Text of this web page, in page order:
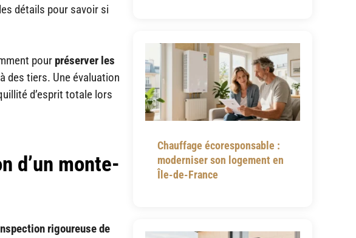
détails pour savoir si
pour préserver les
des tiers. Une évaluation
d’esprit totale lors
d’un monte-
rigoureuse de
Chauffage écoresponsable :
moderniser son logement en
Île-de-France